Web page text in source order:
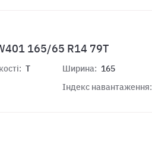
165/65 R14 79T
T
Ширина: 165
Індекс навантаження: